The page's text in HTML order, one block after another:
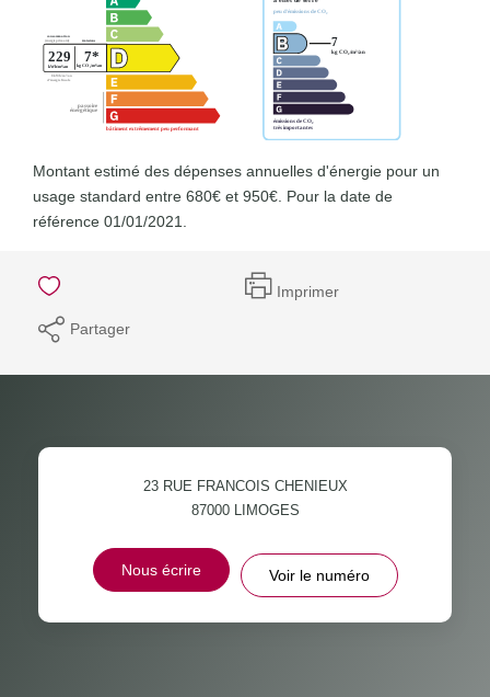
Montant estimé des dépenses annuelles d'énergie pour un
usage standard entre 680€ et 950€. Pour la date de
référence 01/01/2021.
Imprimer
Partager
23 RUE FRANCOIS CHENIEUX
87000 LIMOGES
Nous écrire Voir le numéro